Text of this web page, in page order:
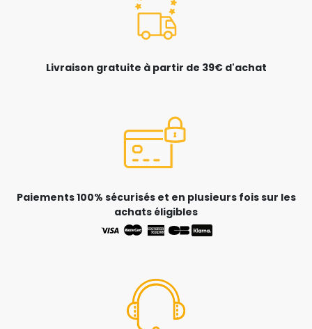
Livraison gratuite à partir de 39€ d'achat
Paiements 100% sécurisés et en plusieurs fois sur les
achats éligibles